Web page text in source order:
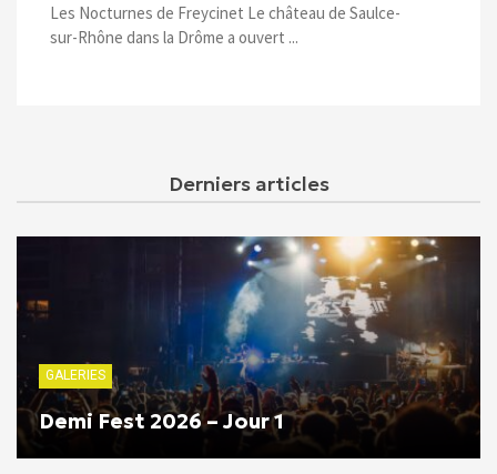
Les Nocturnes de Freycinet Le château de Saulce-
sur-Rhône dans la Drôme a ouvert ...
Derniers articles
GALERIES
Demi Fest 2026 – Jour 1